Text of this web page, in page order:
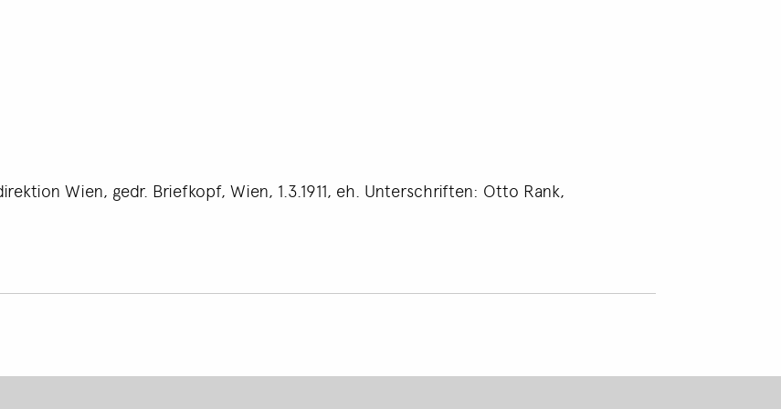
Wien, gedr. Briefkopf, Wien, 1.3.1911, eh. Unterschriften: Otto Rank,